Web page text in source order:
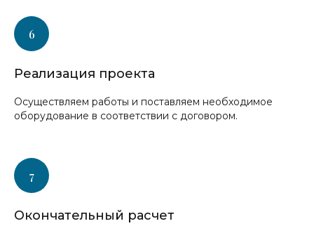
Реализация проекта
Осуществляем работы и поставляем необходимое
оборудование в соответствии с договором.
Окончательный расчет